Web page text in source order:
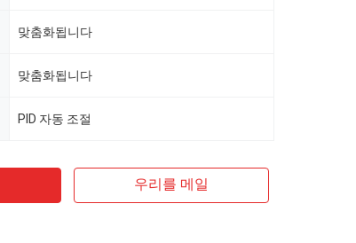
맞춤화됩니다
맞춤화됩니다
PID 자동 조절
우리를 메일